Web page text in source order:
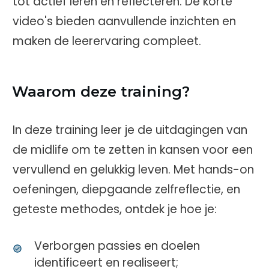
video's bieden aanvullende inzichten en
maken de leerervaring compleet.
Waarom deze training?
In deze training leer je de uitdagingen van
de midlife om te zetten in kansen voor een
vervullend en gelukkig leven. Met hands-on
oefeningen, diepgaande zelfreflectie, en
geteste methodes, ontdek je hoe je:
Verborgen passies en doelen
identificeert en realiseert;